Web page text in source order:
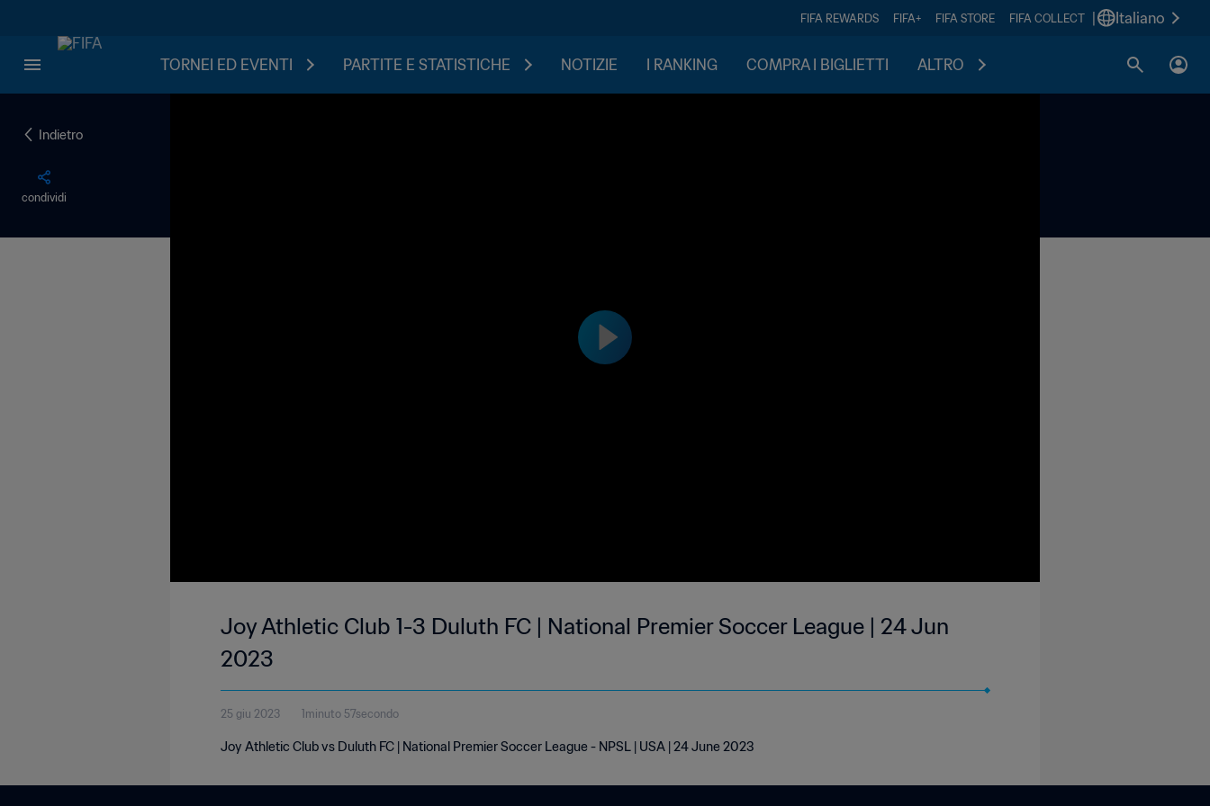
FIFA REWARDS FIFA+ FIFA STORE FIFA COLLECT Italiano
TORNEI ED EVENTI PARTITE E STATISTICHE NOTIZIE I RANKING COMPRA I BIGLIETTI ALTRO
Indietro
condividi
Joy Athletic Club 1-3 Duluth FC | National Premier Soccer League | 24 Jun
2023
25 giu 2023 1minuto 57secondo
Joy Athletic Club vs Duluth FC | National Premier Soccer League - NPSL | USA | 24 June 2023